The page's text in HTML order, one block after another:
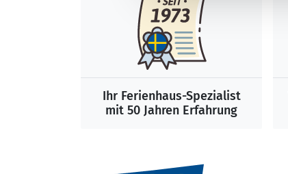
Ihr Ferienhaus-Spezialist
mit 50 Jahren Erfahrung